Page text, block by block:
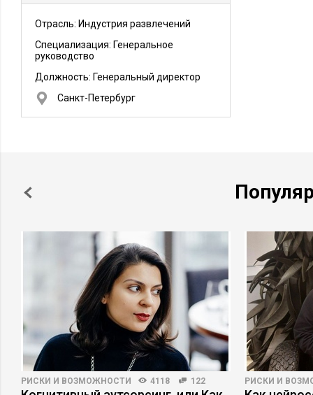
Отрасль: Индустрия развлечений
Специализация: Генеральное
руководство
Должность: Генеральный директор
Санкт-Петербург
РИСКИ И ВОЗМОЖНОСТИ 4118 122 РИСКИ И